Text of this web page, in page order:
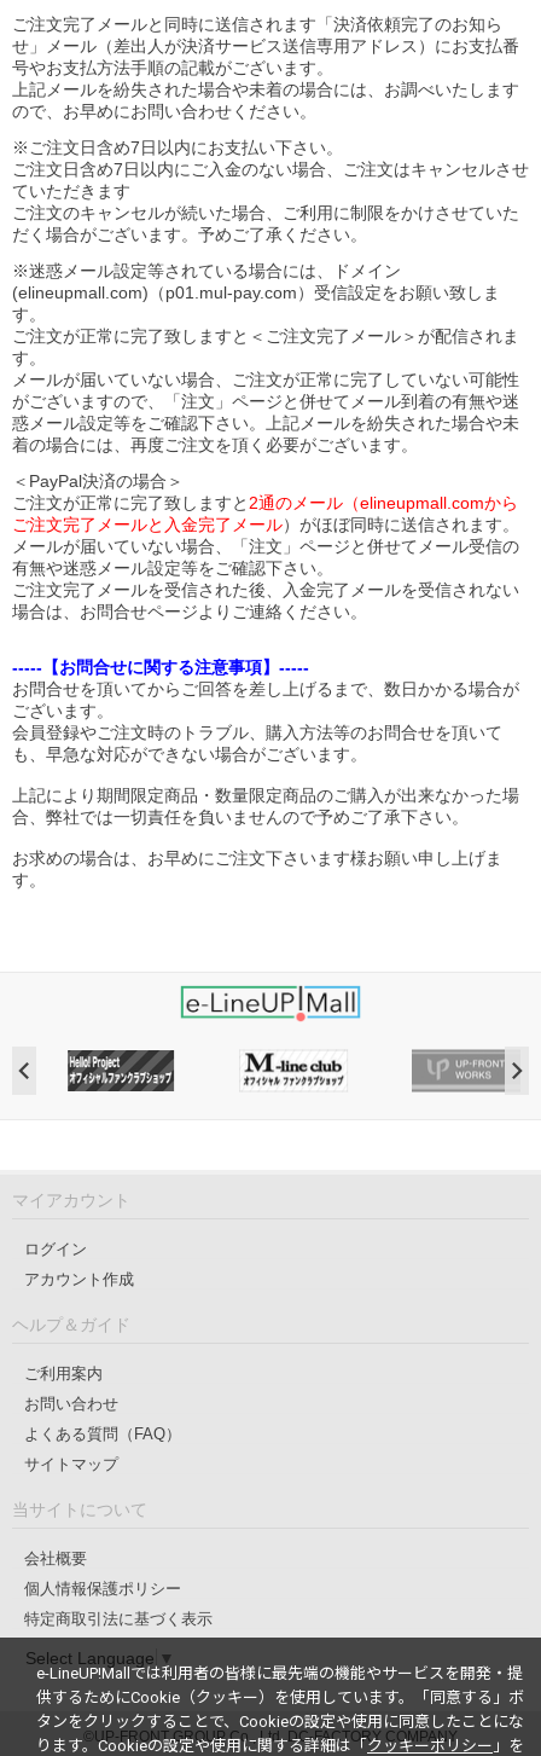
ご注文完了メールと同時に送信されます「決済依頼完了のお知ら
せ」メール（差出人が決済サービス送信専用アドレス）にお支払番
号やお支払方法手順の記載がございます。
上記メールを紛失された場合や未着の場合には、お調べいたします
ので、お早めにお問い合わせください。
※ご注文日含め7日以内にお支払い下さい。
ご注文日含め7日以内にご入金のない場合、ご注文はキャンセルさせ
ていただきます
ご注文のキャンセルが続いた場合、ご利用に制限をかけさせていた
だく場合がございます。予めご了承ください。
※迷惑メール設定等されている場合には、ドメイン
(elineupmall.com)（p01.mul-pay.com）受信設定をお願い致しま
す。
ご注文が正常に完了致しますと＜ご注文完了メール＞が配信されま
す。
メールが届いていない場合、ご注文が正常に完了していない可能性
がございますので、「注文」ページと併せてメール到着の有無や迷
惑メール設定等をご確認下さい。
上記メールを紛失された場合や未
着の場合には、再度ご注文を頂く必要がございます。
＜PayPal決済の場合＞
ご注文が正常に完了致しますと 2通のメール（elineupmall.comから
ご注文完了メールと入金完了メール）がほぼ同時に送信されます。
メールが届いていない場合、「注文」ページと併せてメール受信の
有無や迷惑メール設定等をご確認下さい。
ご注文完了メールを受信された後、入金完了メールを受信されない
場合は、お問合せページよりご連絡ください。
-----【お問合せに関する注意事項】-----
お問合せを頂いてからご回答を差し上げるまで、数日かかる場合が
ございます。
会員登録やご注文時のトラブル、購入方法等のお問合せを頂いて
も、早急な対応ができない場合がございます。
上記により期間限定商品・数量限定商品のご購入が出来なかった場
合、弊社では一切責任を負いませんので予めご了承下さい。
お求めの場合は、お早めにご注文下さいます様お願い申し上げま
す。
マイアカウント
ログイン
アカウント作成
ヘルプ＆ガイド
ご利用案内
お問い合わせ
よくある質問（FAQ）
サイトマップ
当サイトについて
会社概要
個人情報保護ポリシー
特定商取引法に基づく表示
Select Language ▼
©UP-FRONT GROUP Co., Ltd. DC-FACTORY COMPANY
e-LineUP!Mallでは利用者の皆様に最先端の機能やサービスを開発・提
供するためにCookie（クッキー）を使用しています。
「同意する」ボ
タンをクリックすることで、Cookieの設定や使用に同意したことにな
ります。Cookieの設定や使用に関する詳細は「 クッキーポリシー 」を